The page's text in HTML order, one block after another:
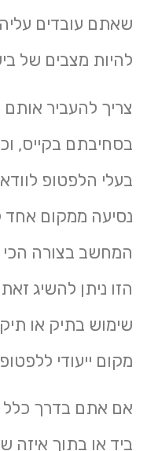
שאתם עובדים
להיות מצבים של
צריך להעביר
בסחיבתם בקייס,
בעלי הלפטופ
נסיעה ממקום אחד
המחשב בצורה הכי
הזו ניתן להשיג
שימוש בתיק או
מקום ייעודי ללפטופ.
אם אתם בדרך כלל
ביד או בתוך איזה